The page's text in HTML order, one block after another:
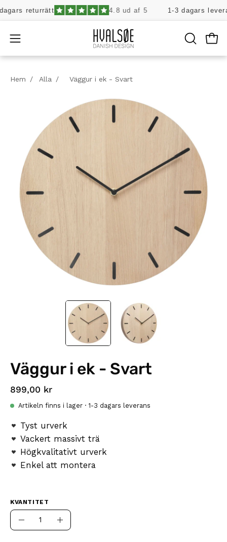
Hoppa
till
returrätt 4.8 ud af 5 1-3 dagars
Öppna
navigeringsmenyn
ÖPPNA
SÖKFÄLT
Hem / Alla / Väggur i ek - Svart
Väggur i ek - Svart
899,00 kr
Artikeln finns i lager · 1-3 dagars leverans
Tyst urverk
Vackert massivt trä
Högkvalitativt urverk
Enkel att montera
KVANTITET
Kvantitet
Öka